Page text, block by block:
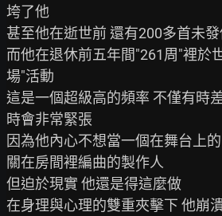
垮了他
甚至他在逝世前 還有200多首未
而他在退休前五年間"261周"裡於
場"活動
這是一個超級高的頻率 不僅有時
時會非常緊張
因為他內心不想當一個在舞台上
關在房間裡編曲的製作人
但迫於現實 他還是得這麼做
在身理與心理的雙重夾擊下 他崩